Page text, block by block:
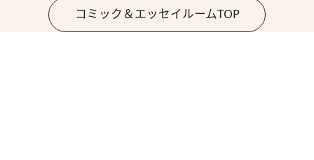
コミック＆エッセイルームTOP